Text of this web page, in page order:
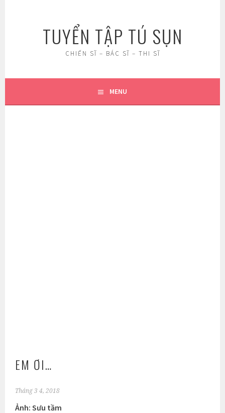
TUYỂN TẬP TÚ SỤN
CHIẾN SĨ – BÁC SĨ – THI SĨ
MENU
EM ƠI…
Tháng 3 4, 2018
Ảnh: Sưu tầm